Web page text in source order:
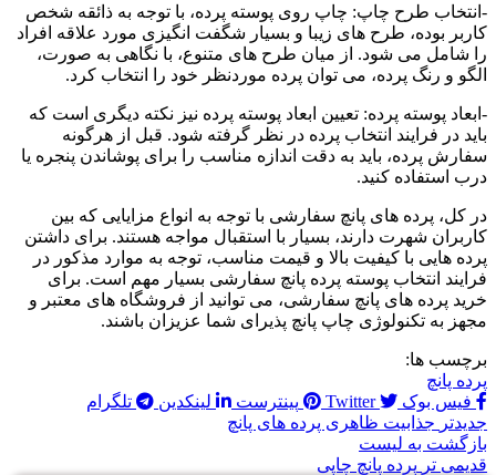
-انتخاب طرح چاپ: چاپ روی پوسته پرده، با توجه به ذائقه شخص
کاربر بوده، طرح های زیبا و بسیار شگفت انگیزی مورد علاقه افراد
را شامل می شود. از میان طرح های متنوع، با نگاهی به صورت،
الگو و رنگ پرده، می توان پرده موردنظر خود را انتخاب کرد.
-ابعاد پوسته پرده: تعیین ابعاد پوسته پرده نیز نکته دیگری است که
باید در فرایند انتخاب پرده در نظر گرفته شود. قبل از هرگونه
سفارش پرده، باید به دقت اندازه مناسب را برای پوشاندن پنجره یا
درب استفاده کنید.
در کل، پرده های پانچ سفارشی با توجه به انواع مزایایی که بین
کاربران شهرت دارند، بسیار با استقبال مواجه هستند. برای داشتن
پرده هایی با کیفیت بالا و قیمت مناسب، توجه به موارد مذکور در
فرایند انتخاب پوسته پرده پانچ سفارشی بسیار مهم است. برای
خرید پرده های پانچ سفارشی، می توانید از فروشگاه های معتبر و
مجهز به تکنولوژی چاپ پانچ پذیرای شما عزیزان باشند.
برچسب ها:
پرده پانچ
فیس بوک
Twitter پینترست لینکدین
تلگرام
جدیدتر جذابیت ظاهری پرده های پانچ
بازگشت به لیست
قدیمی تر پرده پانچ چاپی